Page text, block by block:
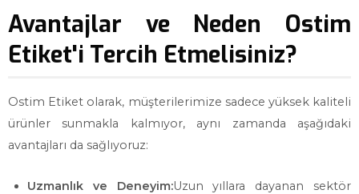
Avantajlar ve Neden Ostim
Etiket'i Tercih Etmelisiniz?
Ostim Etiket olarak, müşterilerimize sadece yüksek kaliteli
ürünler sunmakla kalmıyor, aynı zamanda aşağıdaki
avantajları da sağlıyoruz:
Uzmanlık ve Deneyim:Uzun yıllara dayanan sektör